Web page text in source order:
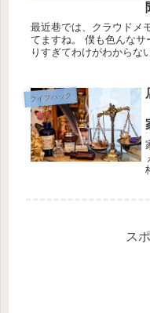
最近巷では、クラウドメ
てますね。 僕も色んな
りすぎてわけがわからな
ライフハック
ス